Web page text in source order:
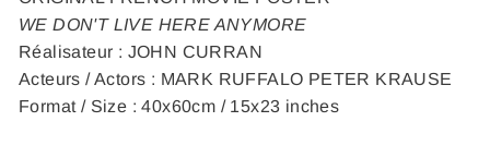
WE DON'T LIVE HERE ANYMORE
Réalisateur : JOHN CURRAN
Acteurs / Actors : MARK RUFFALO PETER KRAUSE
Format / Size : 40x60cm / 15x23 inches